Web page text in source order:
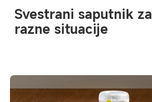
Svestrani saputnik za
razne situacije